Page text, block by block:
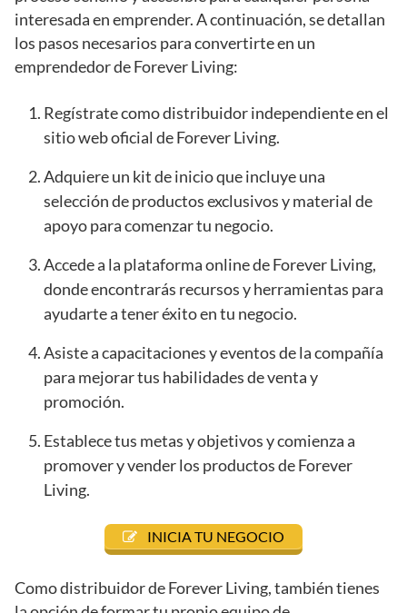
interesada en emprender. A continuación, se detallan
los pasos necesarios para convertirte en un
emprendedor de Forever Living:
Regístrate como distribuidor independiente en el
sitio web oficial de Forever Living.
Adquiere un kit de inicio que incluye una
selección de productos exclusivos y material de
apoyo para comenzar tu negocio.
Accede a la plataforma online de Forever Living,
donde encontrarás recursos y herramientas para
ayudarte a tener éxito en tu negocio.
Asiste a capacitaciones y eventos de la compañía
para mejorar tus habilidades de venta y
promoción.
Establece tus metas y objetivos y comienza a
promover y vender los productos de Forever
Living.
INICIA TU NEGOCIO
Como distribuidor de Forever Living, también tienes